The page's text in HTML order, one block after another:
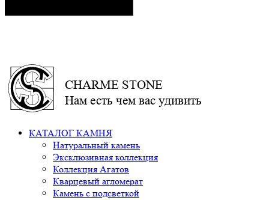
CHARME STONE
Нам есть чем вас удивить
КАТАЛОГ КАМНЯ
Натуральный камень
Эксклюзивная коллекция
Коллекция Агатов
Кварцевый агломерат
Камень с подсветкой